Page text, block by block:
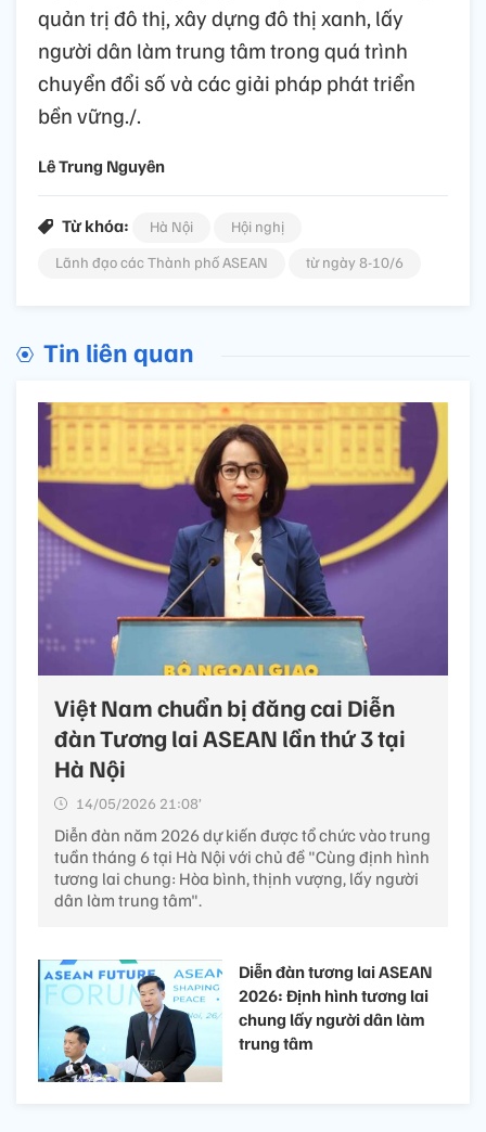
quản trị đô thị, xây dựng đô thị xanh, lấy
người dân làm trung tâm trong quá trình
chuyển đổi số và các giải pháp phát triển
bền vững./.
Lê Trung Nguyên
Từ khóa: Hà Nội
Hội nghị
Lãnh đạo các Thành phố ASEAN
từ ngày 8-10/6
Tin liên quan
Việt Nam chuẩn bị đăng cai Diễn
đàn Tương lai ASEAN lần thứ 3 tại
Hà Nội
14/05/2026 21:08’
Diễn đàn năm 2026 dự kiến được tổ chức vào trung
tuần tháng 6 tại Hà Nội với chủ đề "Cùng định hình
tương lai chung: Hòa bình, thịnh vượng, lấy người
dân làm trung tâm".
Diễn đàn tương lai ASEAN
2026: Định hình tương lai
chung lấy người dân làm
trung tâm